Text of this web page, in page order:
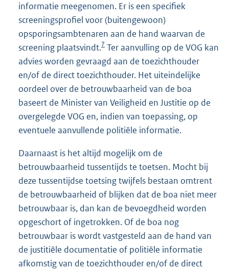
informatie meegenomen. Er is een specifiek
screeningsprofiel voor (buitengewoon)
opsporingsambtenaren aan de hand waarvan de
screening plaatsvindt.7 Ter aanvulling op de VOG kan
advies worden gevraagd aan de toezichthouder
en/of de direct toezichthouder. Het uiteindelijke
oordeel over de betrouwbaarheid van de boa
baseert de Minister van Veiligheid en Justitie op de
overgelegde VOG en, indien van toepassing, op
eventuele aanvullende politiële informatie.
Daarnaast is het altijd mogelijk om de
betrouwbaarheid tussentijds te toetsen. Mocht bij
deze tussentijdse toetsing twijfels bestaan omtrent
de betrouwbaarheid of blijken dat de boa niet meer
betrouwbaar is, dan kan de bevoegdheid worden
opgeschort of ingetrokken. Of de boa nog
betrouwbaar is wordt vastgesteld aan de hand van
de justitiële documentatie of politiële informatie
afkomstig van de toezichthouder en/of de direct